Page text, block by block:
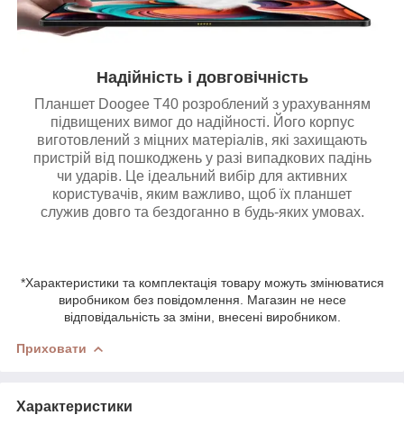
Надійність і довговічність
Планшет Doogee T40 розроблений з урахуванням
підвищених вимог до надійності. Його корпус
виготовлений з міцних матеріалів, які захищають
пристрій від пошкоджень у разі випадкових падінь
чи ударів. Це ідеальний вибір для активних
користувачів, яким важливо, щоб їх планшет
служив довго та бездоганно в будь-яких умовах.
*Характеристики та комплектація товару можуть змінюватися
виробником без повідомлення. Магазин не несе
відповідальність за зміни, внесені виробником.
Приховати
Характеристики